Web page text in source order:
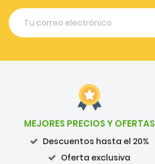
MEJORES PRECIOS Y OFERTAS
Descuentos hasta el 20%
Oferta exclusiva